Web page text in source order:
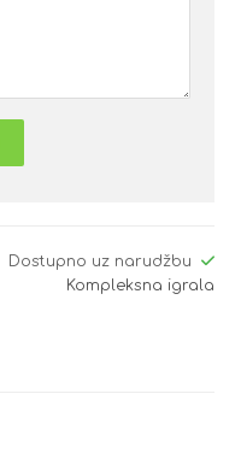
Dostupno uz narudžbu
Kompleksna igrala